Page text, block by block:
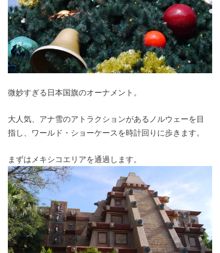
微妙すぎる日本国旗のオーナメント。
大人気、アナ雪のアトラクションがあるノルウェーを目
指し、ワールド・ショーケースを時計回りに歩きます。
まずはメキシコエリアを通過します。